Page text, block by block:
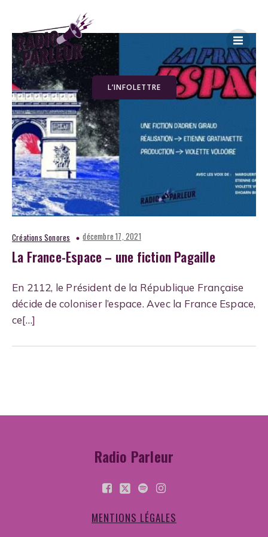
L’INFOLETTRE
Créations Sonores décembre 17, 2021
La France-Espace – une fiction Pagaille
En 2112, le Président de la République Française
décide de coloniser l’espace. Avec la France Espace,
ce[…]
Radio Parleur
MENTIONS LÉGALES